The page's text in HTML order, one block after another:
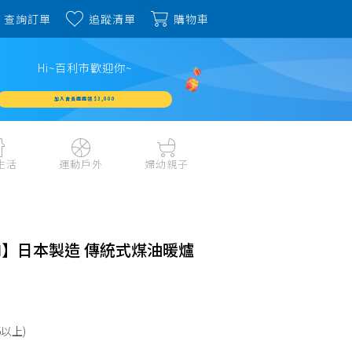
查詢訂單 追蹤清單 購物車
Hi~百利市歡迎你~
加入會員週週領 $3,000
活 運動戶外
旅行用品、行李箱、
雨具
自行車、電動車系列
婦幼親子
書包、兒童生活用品
】日本製造 傳統式煤油暖爐
上)